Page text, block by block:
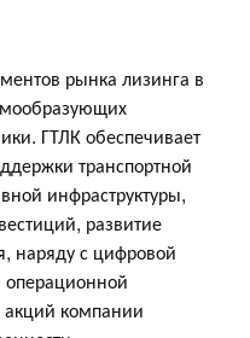
рынка лизинга в
ГТЛК обеспечивает
транспортной
инфраструктуры,
развитие
наряду с цифровой
компании